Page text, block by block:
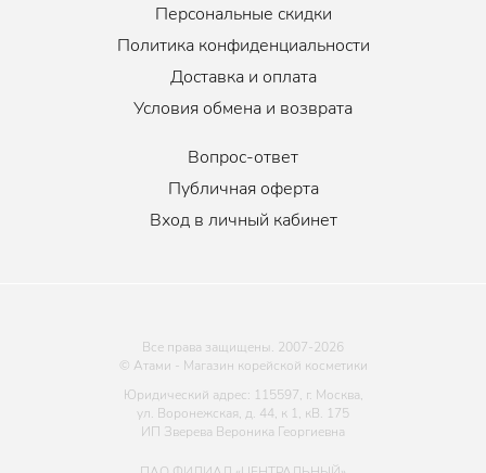
Персональные скидки
Политика конфиденциальности
Доставка и оплата
Условия обмена и возврата
Вопрос-ответ
Публичная оферта
Вход в личный кабинет
Все права защищены. 2007-2026
© Атами - Магазин корейской косметики
Юридический адрес: 115597, г. Москва,
ул. Воронежская, д. 44, к 1, кВ. 175
ИП Зверева Вероника Георгиевна